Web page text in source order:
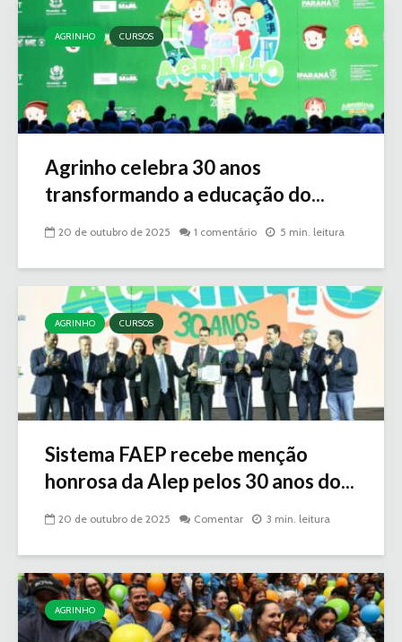
AGRINHO CURSOS
Agrinho celebra 30 anos
transformando a educação do...
20 de outubro de 2025 1 comentário 5 min. leitura
AGRINHO CURSOS
Sistema FAEP recebe menção
honrosa da Alep pelos 30 anos do...
20 de outubro de 2025 Comentar 3 min. leitura
AGRINHO